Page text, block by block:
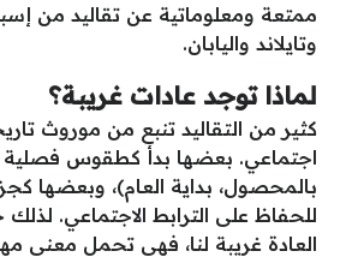
ممتعة ومعلوماتية عن تقاليد من
وتايلاند واليابان.
لماذا توجد عادات غريبة؟
كثير من التقاليد تنبع من موروث
اجتماعي. بعضها بدأ كطقوس فصلية
بالمحصول، بداية العام)، وبعضها
للحفاظ على الترابط الاجتماعي.
العادة غريبة لنا، فهي تحمل معنى